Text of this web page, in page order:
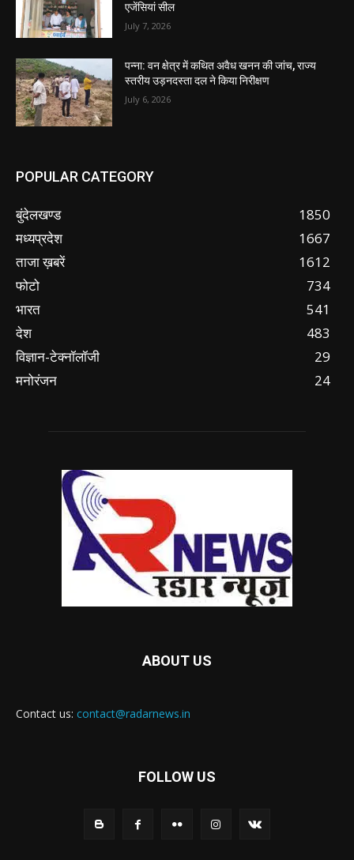
एजेंसियां सील
July 7, 2026
पन्ना: वन क्षेत्र में कथित अवैध खनन की जांच, राज्य
स्तरीय उड़नदस्ता दल ने किया निरीक्षण
July 6, 2026
POPULAR CATEGORY
बुंदेलखण्ड
1850
मध्यप्रदेश
1667
ताजा ख़बरें
1612
फोटो
734
भारत
541
देश
483
विज्ञान-टेक्नॉलॉजी
29
मनोरंजन
24
ABOUT US
Contact us: contact@radarnews.in
FOLLOW US